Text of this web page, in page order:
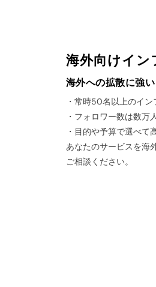
海外向けイ
海外への拡散に強
・常時50名以上のイ
・フォロワー数は数
・目的や予算で選べて
あなたのサービスを海
ご相談ください。